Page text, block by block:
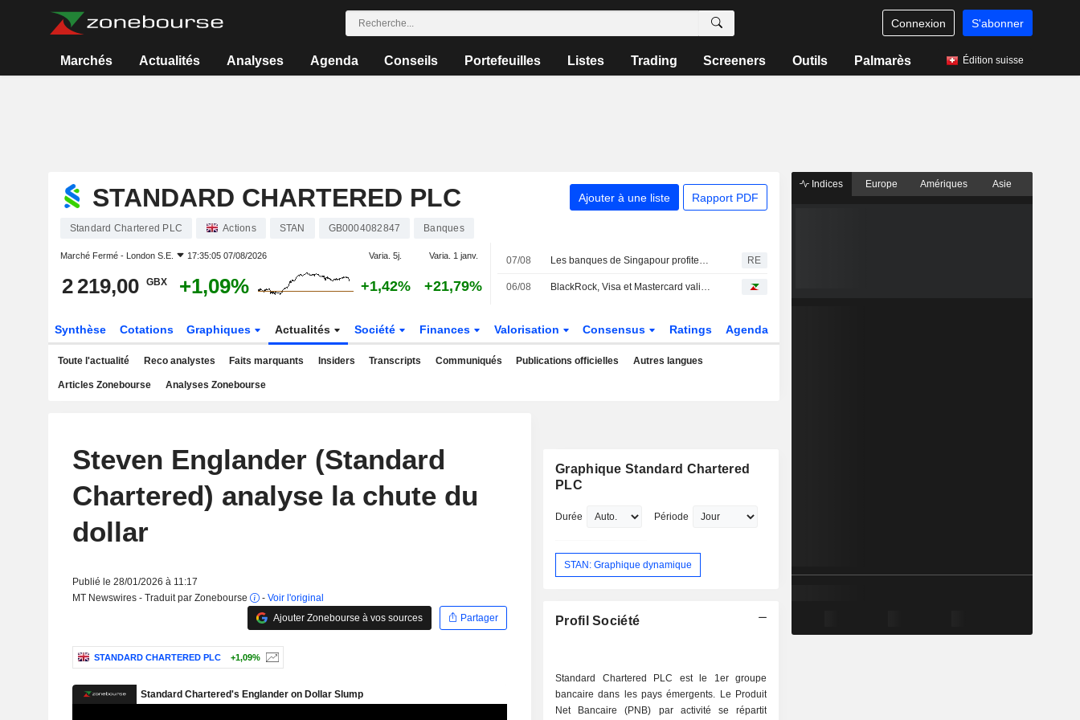
Connexion S'abonner
Marchés Actualités Analyses Agenda Conseils Portefeuilles Listes Trading Screeners Outils Palmarès Édition suisse
STANDARD CHARTERED PLC Ajouter à une liste Rapport PDF
Standard Chartered PLC Actions STAN GB0004082847 Banques
Marché Fermé - London S.E. 17:35:05 07/08/2026 Varia. 5j. Varia. 1 janv.
2 219,00 GBX +1,09% +1,42% +21,79%
07/08 Les banques de Singapour profitent de l'essor de la gestion de fortune en Asie pour contrer les vents contraires sur les taux RE
06/08 BlackRock, Visa et Mastercard valident la nouvelle blockchain de Circle
Synthèse Cotations Graphiques Actualités Société Finances Valorisation Consensus Ratings Agenda
Toute l'actualité Reco analystes Faits marquants Insiders Transcripts Communiqués Publications officielles Autres langues
Articles Zonebourse Analyses Zonebourse
Steven Englander (Standard
Chartered) analyse la chute du
dollar
Publié le 28/01/2026 à 11:17
MT Newswires - Traduit par Zonebourse
- Voir l'original
Ajouter Zonebourse à vos sources
Partager
STANDARD CHARTERED PLC +1,09%
Graphique Standard Chartered
PLC
Durée Période
STAN: Graphique dynamique
Profil Société
Standard Chartered PLC est le 1er groupe
bancaire dans les pays émergents. Le Produit
Net Bancaire (PNB) par activité se répartit
Indices Europe Amériques Asie